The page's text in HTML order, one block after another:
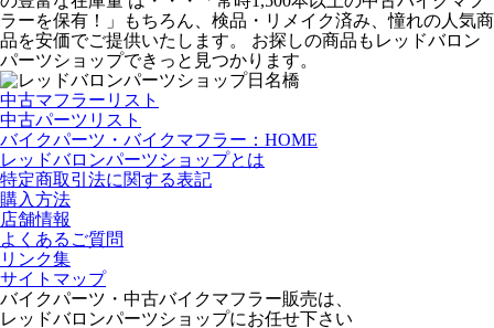
ラーを保有！」もちろん、検品・リメイク済み、憧れの人気商
品を安価でご提供いたします。 お探しの商品もレッドバロン
パーツショップできっと見つかります。
中古マフラーリスト
中古パーツリスト
バイクパーツ・バイクマフラー：HOME
レッドバロンパーツショップとは
特定商取引法に関する表記
購入方法
店舗情報
よくあるご質問
リンク集
サイトマップ
バイクパーツ・中古バイクマフラー販売は、
レッドバロンパーツショップにお任せ下さい